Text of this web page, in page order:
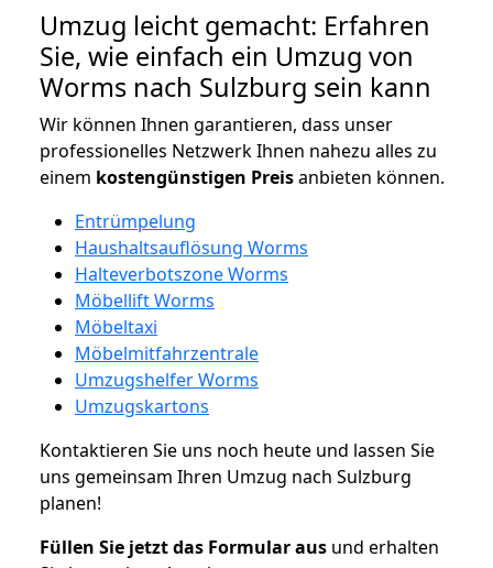
Umzug leicht gemacht: Erfahren
Sie, wie einfach ein Umzug von
Worms nach Sulzburg sein kann
Wir können Ihnen garantieren, dass unser
professionelles Netzwerk Ihnen nahezu alles zu
einem kostengünstigen Preisanbieten können.
Entrümpelung
Haushaltsauflösung Worms
Halteverbotszone Worms
Möbellift Worms
Möbeltaxi
Möbelmitfahrzentrale
Umzugshelfer Worms
Umzugskartons
Kontaktieren Sie uns noch heute und lassen Sie
uns gemeinsam Ihren Umzug nach Sulzburg
planen!
Füllen Sie jetzt das Formular aus und erhalten